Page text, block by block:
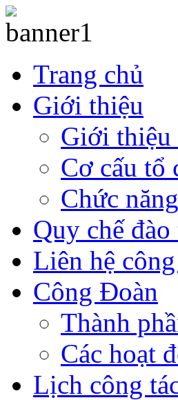
Trang chủ
Giới thiệu
Giới thiệu
Cơ cấu tổ
Chức
Quy chế đào
Liên hệ
Công Đoàn
Thành
Các hoạt
Lịch công